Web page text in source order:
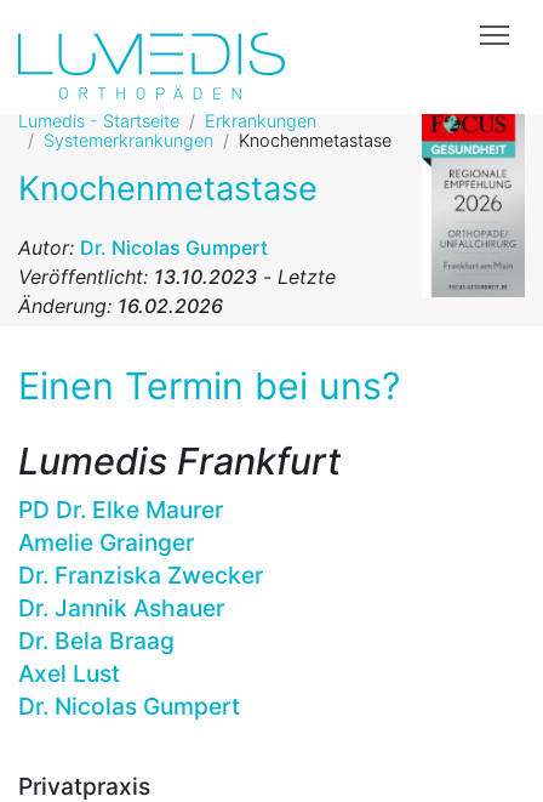
Lumedis - Startseite
Erkrankungen
Systemerkrankungen
Knochenmetastase
Knochenmetastase
Autor: Dr. Nicolas Gumpert
Veröffentlicht: 13.10.2023 - Letzte
Änderung: 16.02.2026
Einen Termin bei uns?
Lumedis Frankfurt
PD Dr. Elke Maurer
Amelie Grainger
Dr. Franziska Zwecker
Dr. Jannik Ashauer
Dr. Bela Braag
Axel Lust
Dr. Nicolas Gumpert
Privatpraxis